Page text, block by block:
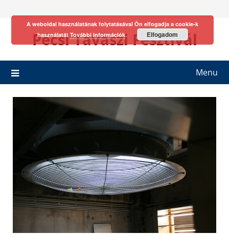
Pécsi Tavaszi Fesztivál
Menu
A weboldal használatának folytatásával Ön elfogadja a cookie-k
használatát További információk Elfogadom